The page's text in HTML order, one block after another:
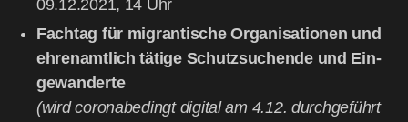
09.12.2021, 14 Uhr
Fach­tag für migran­ti­sche Orga­ni­sa­tio­nen und
ehren­amt­lich täti­ge Schutz­su­chen­de und Ein­
ge­wan­der­te
(wird coro­nabe­dingt digi­tal am 4.12. durch­ge­führt